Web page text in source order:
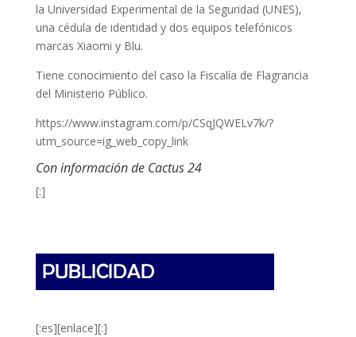
la Universidad Experimental de la Seguridad (UNES),
una cédula de identidad y dos equipos telefónicos
marcas Xiaomi y Blu.
Tiene conocimiento del caso la Fiscalía de Flagrancia
del Ministerio Público.
https://www.instagram.com/p/CSqJQWELv7k/?
utm_source=ig_web_copy_link
Con información de Cactus 24
[:]
[:es][enlace][:]